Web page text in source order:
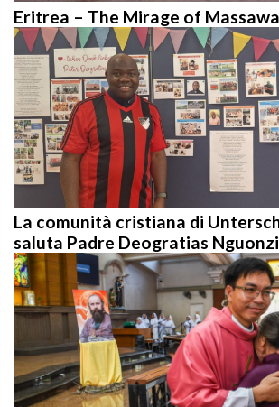
Eritrea – The Mirage of Massawa
La comunità cristiana di
saluta Padre Deogratias Nguonzi